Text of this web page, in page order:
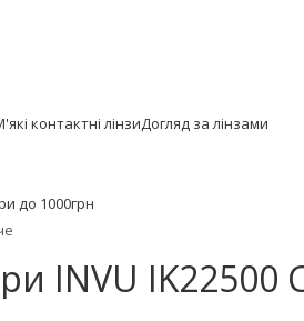
контактні лінзиДогляд за лінзами
до 1000грн
INVU IK22500